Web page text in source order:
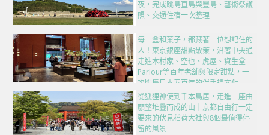
夜，完成跳島直島與豐島、藝術祭護
照、交通住宿一次整理
每一盒和菓子，都藏著一位想記住的
人！東京銀座甜點散策，沿著中央通
走進木村家、空也、虎屋、資生堂
Parlour等百年老舖與限定甜點，一
次匯集日本五百年的伴手禮文化
從狐狸神使到千本鳥居，走進一座由
願望堆疊而成的山｜京都自由行一定
要來的伏見稻荷大社與8個最值得停
留的風景